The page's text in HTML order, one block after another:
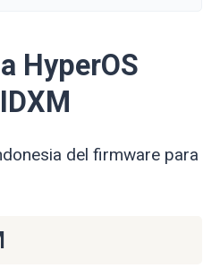
HyperOS
del firmware para